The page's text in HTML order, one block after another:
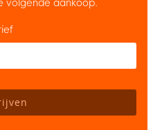
volgende aankoop.
privacy policy to subscribe to